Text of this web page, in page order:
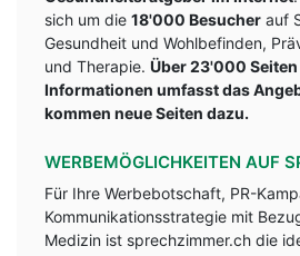
sich um die 18'000 Besucher auf
Gesundheit und Wohlbefinden,
und Therapie. Über 23'000
Informationen umfasst das
kommen neue Seiten dazu.
WERBEMÖGLICHKEITEN AUF
Für Ihre Werbebotschaft, PR-
Kommunikationsstrategie mit
Medizin ist sprechzimmer.ch die